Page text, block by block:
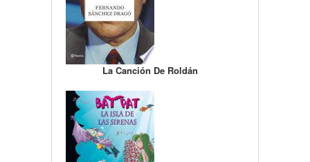
La Canción De Roldán